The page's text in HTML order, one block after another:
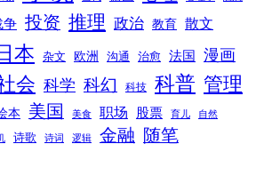
争 投资 推理 政治 教育 散文
本 杂文 欧洲 沟通 治愈 法国 漫画
会 科学 科幻 科技 科普 管理
本 美国 美食 职场 股票 育儿 自然
诗歌 诗词 逻辑 金融 随笔